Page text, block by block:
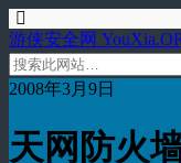
游侠安全网
2008年3月9日
天网防火